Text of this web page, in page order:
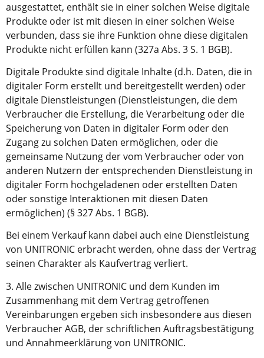
ausgestattet, enthält sie in einer solchen Weise digitale
Produkte oder ist mit diesen in einer solchen Weise
verbunden, dass sie ihre Funktion ohne diese digitalen
Produkte nicht erfüllen kann (327a Abs. 3 S. 1 BGB).
Digitale Produkte sind digitale Inhalte (d.h. Daten, die in
digitaler Form erstellt und bereitgestellt werden) oder
digitale Dienstleistungen (Dienstleistungen, die dem
Verbraucher die Erstellung, die Verarbeitung oder die
Speicherung von Daten in digitaler Form oder den
Zugang zu solchen Daten ermöglichen, oder die
gemeinsame Nutzung der vom Verbraucher oder von
anderen Nutzern der entsprechenden Dienstleistung in
digitaler Form hochgeladenen oder erstellten Daten
oder sonstige Interaktionen mit diesen Daten
ermöglichen) (§ 327 Abs. 1 BGB).
Bei einem Verkauf kann dabei auch eine Dienstleistung
von UNITRONIC erbracht werden, ohne dass der Vertrag
seinen Charakter als Kaufvertrag verliert.
3. Alle zwischen UNITRONIC und dem Kunden im
Zusammenhang mit dem Vertrag getroffenen
Vereinbarungen ergeben sich insbesondere aus diesen
Verbraucher AGB, der schriftlichen Auftragsbestätigung
und Annahmeerklärung von UNITRONIC.